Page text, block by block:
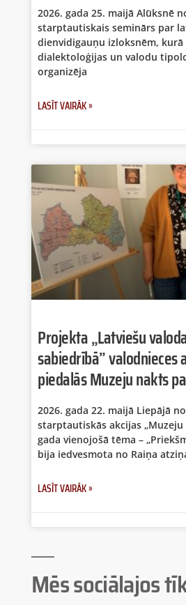
2026. gada 25. maijā Alūksnē
starptautiskais seminārs par
dienvidigauņu izloksnēm,
dialektoloģijas un valodu
organizēja
LASĪT VAIRĀK »
Projekta „Latviešu
sabiedrībā” valodnieces
piedalās Muzeju nakts
2026. gada 22. maijā Liepājā
starptautiskās akcijas „Muzeju
gada vienojošā tēma –
bija iedvesmota no Raiņa
LASĪT VAIRĀK »
Mēs sociālajos